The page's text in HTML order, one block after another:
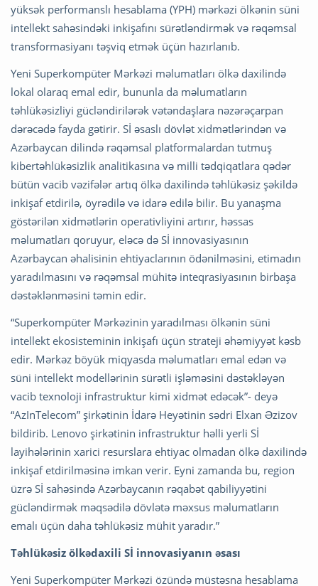
yüksək performanslı hesablama (YPH) mərkəzi ölkənin süni
intellekt sahəsindəki inkişafını sürətləndirmək və rəqəmsal
transformasiyanı təşviq etmək üçün hazırlanıb.
Yeni Superkompüter Mərkəzi məlumatları ölkə daxilində
lokal olaraq emal edir, bununla da məlumatların
təhlükəsizliyi gücləndirilərək vətəndaşlara nəzərəçarpan
dərəcədə fayda gətirir. Sİ əsaslı dövlət xidmətlərindən və
Azərbaycan dilində rəqəmsal platformalardan tutmuş
kibertəhlükəsizlik analitikasına və milli tədqiqatlara qədər
bütün vacib vəzifələr artıq ölkə daxilində təhlükəsiz şəkildə
inkişaf etdirilə, öyrədilə və idarə edilə bilir. Bu yanaşma
göstərilən xidmətlərin operativliyini artırır, həssas
məlumatları qoruyur, eləcə də Sİ innovasiyasının
Azərbaycan əhalisinin ehtiyaclarının ödənilməsini, etimadın
yaradılmasını və rəqəmsal mühitə inteqrasiyasının birbaşa
dəstəklənməsini təmin edir.
“Superkompüter Mərkəzinin yaradılması ölkənin süni
intellekt ekosisteminin inkişafı üçün strateji əhəmiyyət kəsb
edir. Mərkəz böyük miqyasda məlumatları emal edən və
süni intellekt modellərinin sürətli işləməsini dəstəkləyən
vacib texnoloji infrastruktur kimi xidmət edəcək”- deyə
“AzInTelecom” şirkətinin İdarə Heyətinin sədri Elxan Əzizov
bildirib. Lenovo şirkətinin infrastruktur həlli yerli Sİ
layihələrinin xarici resurslara ehtiyac olmadan ölkə daxilində
inkişaf etdirilməsinə imkan verir. Eyni zamanda bu, region
üzrə Sİ sahəsində Azərbaycanın rəqabət qabiliyyətini
gücləndirmək məqsədilə dövlətə məxsus məlumatların
emalı üçün daha təhlükəsiz mühit yaradır.”
Təhlükəsiz ölkədaxili Sİ innovasiyanın əsası
Yeni Superkompüter Mərkəzi özündə müstəsna hesablama